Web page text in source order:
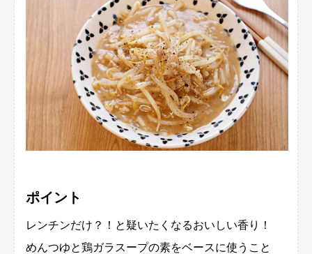
ポイント
レンチンだけ？！と疑いたくなるおいしい香り！
めんつゆと鶏ガラスープの素をベースに使うこと